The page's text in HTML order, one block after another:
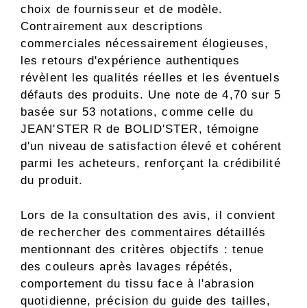
choix de fournisseur et de modèle.
Contrairement aux descriptions
commerciales nécessairement élogieuses,
les retours d'expérience authentiques
révèlent les qualités réelles et les éventuels
défauts des produits. Une note de 4,70 sur 5
basée sur 53 notations, comme celle du
JEAN'STER R de BOLID'STER, témoigne
d'un niveau de satisfaction élevé et cohérent
parmi les acheteurs, renforçant la crédibilité
du produit.
Lors de la consultation des avis, il convient
de rechercher des commentaires détaillés
mentionnant des critères objectifs : tenue
des couleurs après lavages répétés,
comportement du tissu face à l'abrasion
quotidienne, précision du guide des tailles,